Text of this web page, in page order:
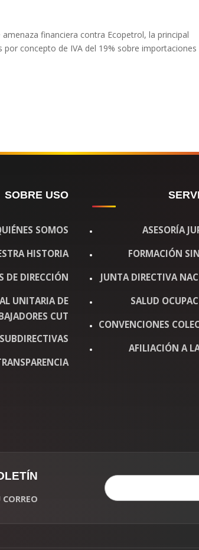
financiera contra Ecopetrol, la principal
concepto de IVA del 19% sobre importaciones
SOBRE USO
SOMOS
HISTORIA
DE DIRECCIÓN
UNITARIA DE
CUT
SUBDIRECTIVAS
ASESORÍA
FORMACIÓN
JUNTA DIRECTIVA
SALUD
CONVENCIONES
AFILIACIÓN A